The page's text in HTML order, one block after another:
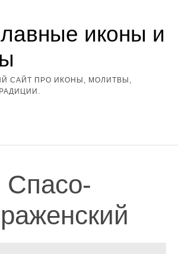
иконы и
САЙТ ПРО ИКОНЫ, МОЛИТВЫ,